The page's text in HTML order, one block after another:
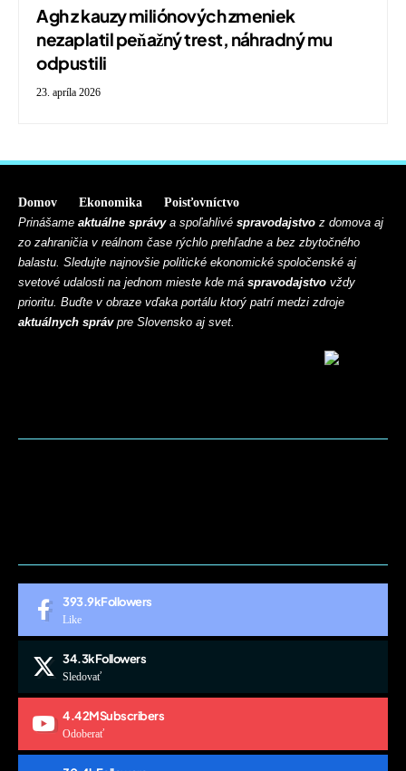
Agh z kauzy miliónových zmeniek
nezaplatil peňažný trest, náhradný mu
odpustili
23. apríla 2026
Domov Ekonomika
Poisťovníctvo
Prinášame aktuálne správya spoľahlivé spravodajstvo z domova aj
zo zahraničia v reálnom čase rýchlo prehľadne a bez zbytočného
balastu. Sledujte najnovšie politické ekonomické spoločenské aj
svetové udalosti na jednom mieste kde má spravodajstvo vždy
prioritu. Buďte v obraze vďaka portálu ktorý patrí medzi zdroje
aktuálnych správpre Slovensko aj svet.
393.9kFollowers
Like
34.3kFollowers
Sledovať
4.42MSubscribers
Odoberať